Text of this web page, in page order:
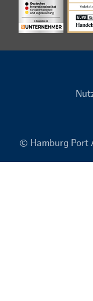
© Hamburg Port